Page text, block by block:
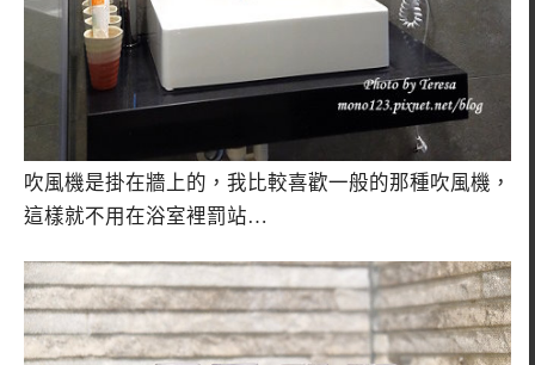
吹風機是掛在牆上的，我比較喜歡一般的那種吹風機，
這樣就不用在浴室裡罰站…